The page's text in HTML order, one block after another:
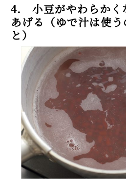
4. 小豆がやわらかく
あげる（ゆで汁は使
と）